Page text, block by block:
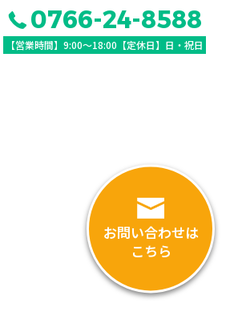
0766-24-8588
【営業時間】9:00〜18:00【定休日】日・祝日
お問い合わせは
こちら